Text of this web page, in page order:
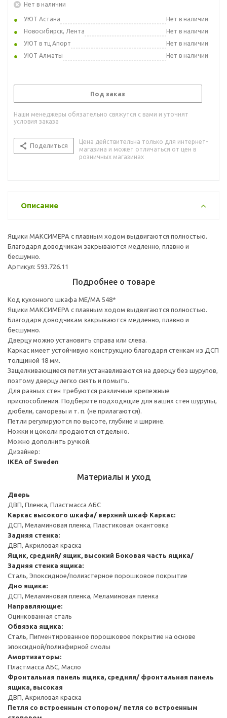
Нет в наличии
УЮТ Астана
Нет в наличии
Новосибирск, Лента
Нет в наличии
УЮТ в тц Апорт
Нет в наличии
УЮТ Алматы
Нет в наличии
Под заказ
Наши менеджеры обязательно свяжутся с вами и уточнят
условия заказа
Поделиться
Цена действительна только для интернет-
магазина и может отличаться от цен в
розничных магазинах
Описание
Ящики МАКСИМЕРА с плавным ходом выдвигаются полностью.
Благодаря доводчикам закрываются медленно, плавно и
бесшумно.
Артикул: 593.726.11
Подробнее о товаре
Код кухонного шкафа ME/MA 548*
Ящики МАКСИМЕРА с плавным ходом выдвигаются полностью.
Благодаря доводчикам закрываются медленно, плавно и
бесшумно.
Дверцу можно установить справа или слева.
Каркас имеет устойчивую конструкцию благодаря стенкам из ДСП
толщиной 18 мм.
Защелкивающиеся петли устанавливаются на дверцу без шурупов,
поэтому дверцу легко снять и помыть.
Для разных стен требуются различные крепежные
приспособления. Подберите подходящие для ваших стен шурупы,
дюбели, саморезы и т. п. (не прилагаются).
Петли регулируются по высоте, глубине и ширине.
Ножки и цоколи продаются отдельно.
Можно дополнить ручкой.
Дизайнер:
IKEA of Sweden
Материалы и уход
Дверь
ДВП, Пленка, Пластмасса АБС
Каркас высокого шкафа/ верхний шкаф Каркас:
ДСП, Меламиновая пленка, Пластиковая окантовка
Задняя стенка:
ДВП, Акриловая краска
Ящик, средний/ ящик, высокий Боковая часть ящика/
Задняя стенка ящика:
Сталь, Эпоксидное/полиэстерное порошковое покрытие
Дно ящика:
ДСП, Меламиновая пленка, Меламиновая пленка
Направляющие:
Оцинкованная сталь
Обвязка ящика:
Сталь, Пигментированное порошковое покрытие на основе
эпоксидной/полиэфирной смолы
Амортизаторы:
Пластмасса АБС, Масло
Фронтальная панель ящика, средняя/ фронтальная панель
ящика, высокая
ДВП, Акриловая краска
Петля со встроенным стопором/ петля со встроенным